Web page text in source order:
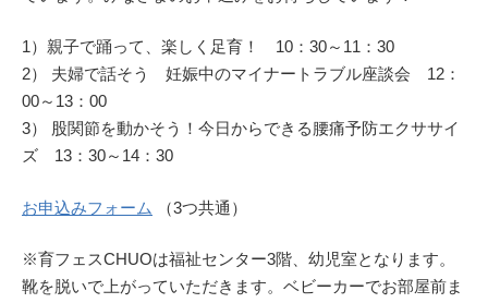
1）親子で踊って、楽しく足育！ 10：30～11：30
2） 夫婦で話そう 妊娠中のマイナートラブル座談会 12：
00～13：00
3） 股関節を動かそう！今日からできる腰痛予防エクササイ
ズ 13：30～14：30
お申込みフォーム （3つ共通）
※育フェスCHUOは福祉センター3階、幼児室となります。
靴を脱いで上がっていただきます。ベビーカーでお部屋前ま